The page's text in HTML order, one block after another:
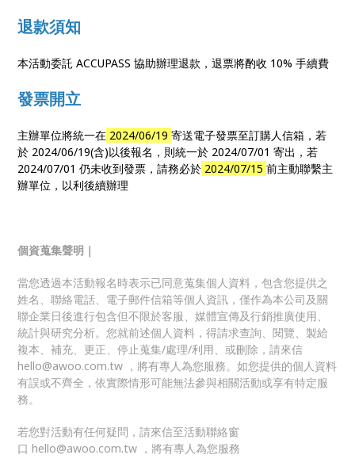
退款須知
本活動委託 ACCUPASS 協助辦理退款，退票將酌收 10% 手續費
發票開立
主辦單位將統一在 2024/06/19寄送電子發票至訂購人信箱，若
於 2024/06/19(含)以後報名，則統一於 2024/07/01 寄出，若
2024/07/01 仍未收到發票，請務必於 2024/07/15前主動聯繫主
辦單位，以利後續辦理
個資蒐集聲明｜
當您透過本活動報名時表示已同意蒐集個人資料，包含您提供之
姓名、聯絡電話、電子郵件信箱等個人資訊，僅作為本公司及關
聯企業日後進行包含但不限於客服、媒體宣傳及行銷推廣使用、
統計與研究分析。您就前述個人資料，得請求查詢、閱覽、製給
複本、補充、更正、停止蒐集/處理/利用、或刪除，請來信
hello@awoo.com.tw ，將有專人為您服務。如您提供的個人資料
有誤或不齊全，依實際情形可能無法參與相關活動或享有特定服
務。
若您對活動有任何疑問，請來信至活動聯絡窗
口hello@awoo.com.tw ，將有專人為您服務